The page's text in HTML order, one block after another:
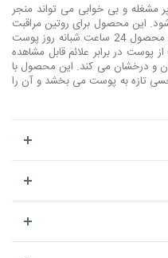
مشغله و بی خوابی می تواند منجر
این محصول برای روتین مراقبت
از پوست روزانه شما مناسب می باشد. این محصول 24 ساعت شبانه روز پوست
پوست در برابر علائم قابل مشاهده
و درخشان می کند. این محصول با
تازه به پوست می بخشد و آن را